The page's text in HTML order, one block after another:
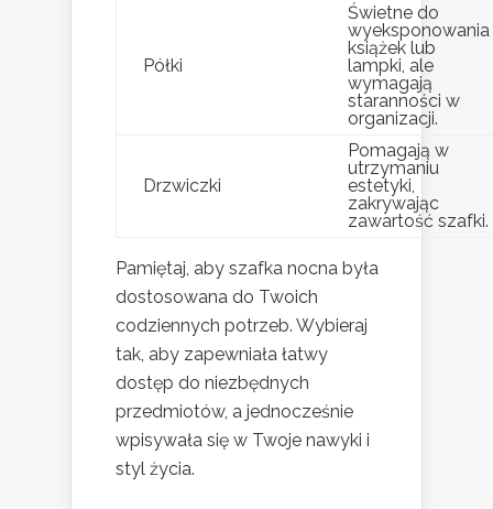
Półki
Świetne do
wyeksponowania
książek lub
lampki, ale
wymagają
staranności w
organizacji.
Drzwiczki
Pomagają w
utrzymaniu
estetyki,
zakrywając
zawartość szafki.
Pamiętaj, aby szafka nocna była
dostosowana do Twoich
codziennych potrzeb. Wybieraj
tak, aby zapewniała łatwy
dostęp do niezbędnych
przedmiotów, a jednocześnie
wpisywała się w Twoje nawyki i
styl życia.